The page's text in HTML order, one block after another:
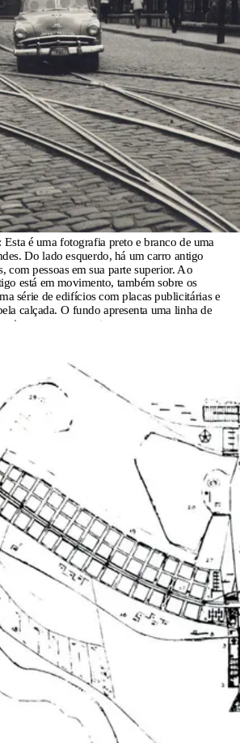
Esta é uma fotografia preto e branco de uma
Do lado esquerdo, há um carro antigo
com pessoas em sua parte superior. Ao
está em movimento, também sobre os
série de edifícios com placas publicitárias e
calçada. O fundo apresenta uma linha de
pessoas em seu topo.